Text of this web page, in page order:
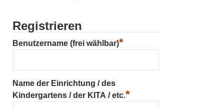
Registrieren
Benutzername (frei wählbar)*
Name der Einrichtung / des
Kindergartens / der KITA / etc.*